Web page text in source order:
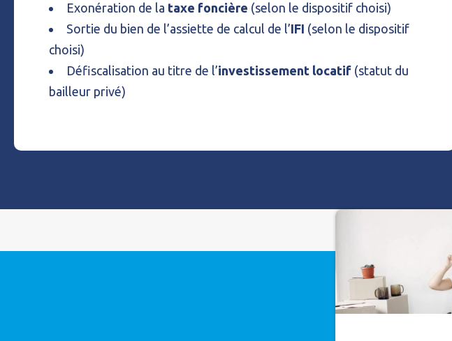
Exonération de la taxe foncière (selon le dispositif choisi)
Sortie du bien de l’assiette de calcul de l’IFI (selon le dispositif
choisi)
Défiscalisation au titre de l’investissement locatif (statut du
bailleur privé)